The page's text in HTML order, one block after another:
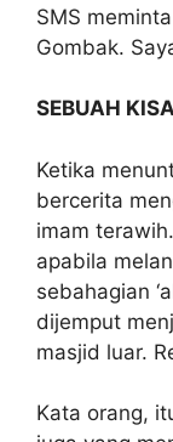
SMS
Gombak.
SEBUAH
Ketika
bercerita
imam
apabila
sebahagian
dijemput
masjid luar.
Kata orang,